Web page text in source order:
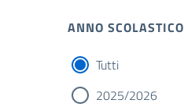
ANNO SCOLASTICO
Tutti
2025/2026